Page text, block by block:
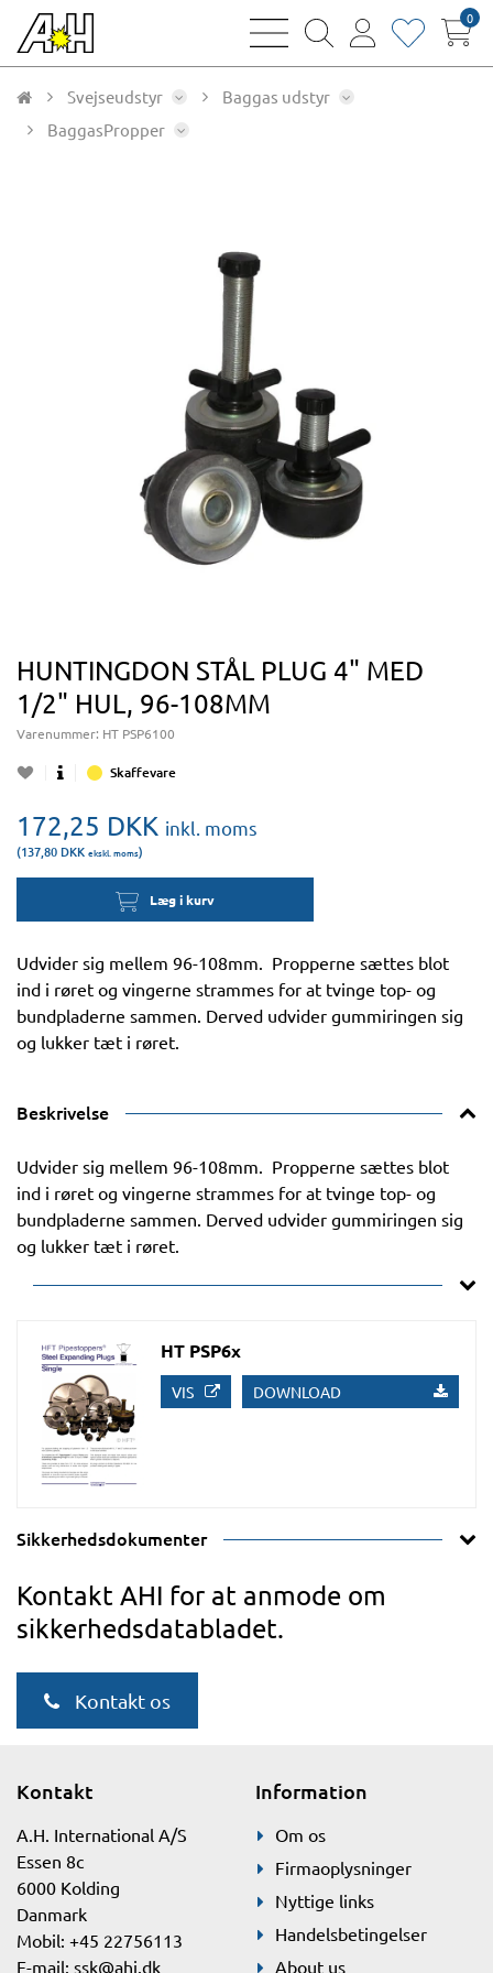
bars
magnifying
user
heart0
Svejseudstyr
Baggas udstyr
BaggasPropper
HUNTINGDON STÅL PLUG 4" MED
1/2" HUL, 96-108MM
Varenummer: HT PSP6100
Skaffevare
172,25 DKK inkl. moms
(137,80 DKK ekskl. moms)
Læg i kurv
Udvider sig mellem 96-108mm. Propperne sættes blot
ind i røret og vingerne strammes for at tvinge top- og
bundpladerne sammen. Derved udvider gummiringen sig
og lukker tæt i røret.
Beskrivelse
Udvider sig mellem 96-108mm. Propperne sættes blot
ind i røret og vingerne strammes for at tvinge top- og
bundpladerne sammen. Derved udvider gummiringen sig
og lukker tæt i røret.
HT PSP6x
VIS DOWNLOAD
Sikkerhedsdokumenter
Kontakt AHI for at anmode om
sikkerhedsdatabladet.
Kontakt os
Kontakt
A.H. International A/S
Essen 8c
6000 Kolding
Danmark
Mobil: +45 22756113
E-mail: ssk@ahi.dk
Information
Om os
Firmaoplysninger
Nyttige links
Handelsbetingelser
About us